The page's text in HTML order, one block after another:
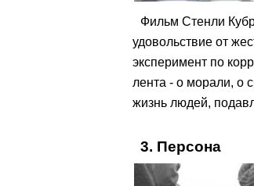
Фильм Стенли
удовольствие от
эксперимент по
лента - о морали, о
жизнь людей,
3. Персона